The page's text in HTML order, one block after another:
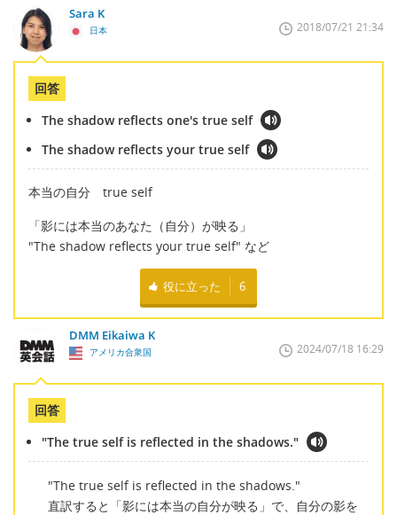
Sara K
日本 2018/07/21 21:34
回答
The shadow reflects one's true self
The shadow reflects your true self
本当の自分 true self
「影には本当のあなた（自分）が映る」
"The shadow reflects your true self" など
役に立った 6
DMM Eikaiwa K
アメリカ合衆国 2024/07/18 16:29
回答
"The true self is reflected in the shadows."
"The true self is reflected in the shadows."
直訳すると「影には本当の自分が映る」で、自分の影を